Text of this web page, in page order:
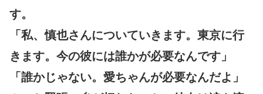
す。
「私、慎也さんについていきます。東京に行
きます。今の彼には誰かが必要なんです」
「誰かじゃない。愛ちゃんが必要なんだよ」